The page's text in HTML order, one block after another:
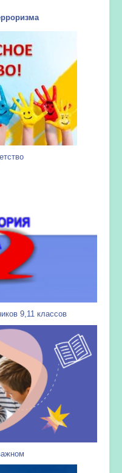
9,11 классов